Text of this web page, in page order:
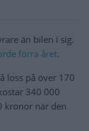
än bilen i sig.
förra året.
loss på över 170
340 000
kronor när den